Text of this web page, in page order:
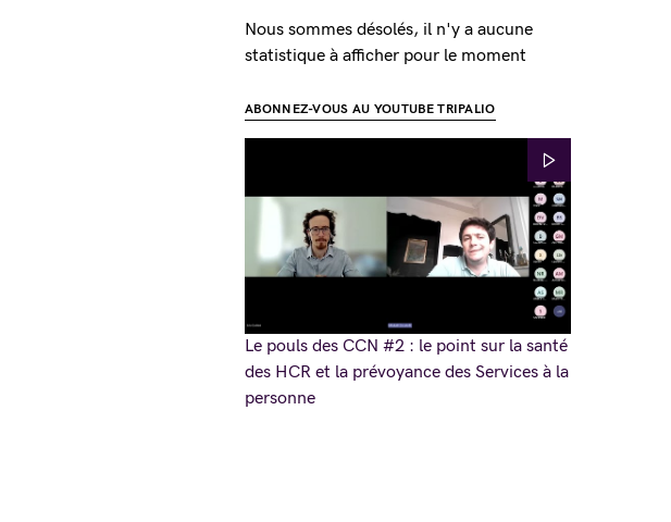
Nous sommes désolés, il n'y a aucune
statistique à afficher pour le moment
ABONNEZ-VOUS AU YOUTUBE TRIPALIO
Le pouls des CCN #2 : le point sur la santé
des HCR et la prévoyance des Services à la
personne